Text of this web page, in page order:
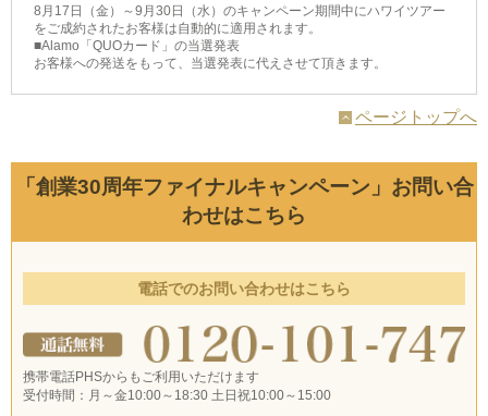
8月17日（金）～9月30日（水）のキャンペーン期間中にハワイツアー
をご成約されたお客様は自動的に適用されます。
■Alamo「QUOカード」の当選発表
お客様への発送をもって、当選発表に代えさせて頂きます。
ページトップへ
「創業30周年ファイナルキャンペーン」お問い合
わせはこちら
電話でのお問い合わせはこちら
携帯電話PHSからもご利用いただけます
受付時間：月～金10:00～18:30 土日祝10:00～15:00